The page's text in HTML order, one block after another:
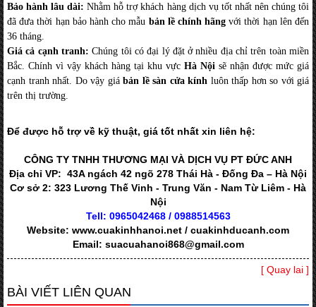
Bảo hành lâu dài: Nhằm hỗ trợ khách hàng dịch vụ tốt nhất nên chúng tôi
đã đưa thời hạn bảo hành cho mẫu bản lề chính hãng với thời hạn lên đến
36 tháng.
Giá cả cạnh tranh: Chúng tôi có đại lý đặt ở nhiều địa chỉ trên toàn miền
Bắc. Chính vì vậy khách hàng tại khu vực Hà Nội sẽ nhận được mức giá
cạnh tranh nhất. Do vậy giá bản lề sàn cửa kính luôn thấp hơn so với giá
trên thị trường.
Để được hỗ trợ về kỹ thuật, giá tốt nhất xin liên hệ:
CÔNG TY TNHH THƯƠNG MẠI VÀ DỊCH VỤ PT ĐỨC ANH
Địa chỉ VP: 43A ngách 42 ngõ 278 Thái Hà - Đống Đa – Hà Nội
Cơ sở 2: 323 Lương Thế Vinh - Trung Văn - Nam Từ Liêm - Hà
Nội
Tell: 0965042468 / 0988514563
Website: www.cuakinhhanoi.net / cuakinhducanh.com
Email: suacuahanoi868@gmail.com
[ Quay lai ]
BÀI VIẾT LIÊN QUAN